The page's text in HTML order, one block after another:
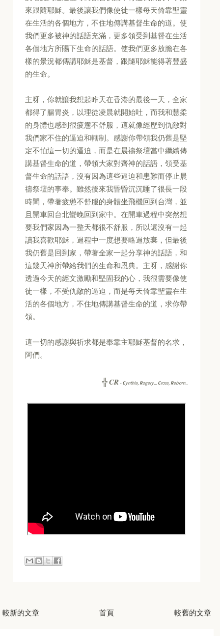
來跟隨耶穌。最後讓我們像使徒一樣每天倚靠聖靈
在生活的各個地方，不住地傳講基督生命的道。使
我們更多被神的話語充滿，更多領受到基督在生活
各個地方所賜下生命的話語。使我們更多放膽在各
樣的景況都傳講耶穌是基督，跟隨耶穌能得著豐盛
的生命。
主呀，你就讓我想起昨天在香港的最後一天，全家
都得了腸胃炎，以理從凌晨就開始吐，而我和慧柔
的身體也感到很疲憊不舒服，這就像經歷到仇敵對
我們家不住的逼迫和轄制。感謝你帶領我仍舊是堅
定不怕這一切的逼迫，而是在晨禱祭壇當中繼續傳
講基督生命的道，帶領大家對齊神的話語，領受基
督生命的話語，沒有因為這些逼迫和患難而停止晨
禱祭壇的事奉。雖然後來我昏昏沉沉睡了很長一段
時間，帶著疲憊不舒服的身體坐飛機回到台灣，並
且開車回台北蠻晚回到家中。在開車過程中突然想
要我們家因為一整天都很不舒服，所以還沒有一起
讀我喜歡耶穌，過程中一度想要略過放棄，但最後
我仍舊是回到家，帶著全家一起分享神的話語，和
這幾天神所帶給我們的生命和恩典。主呀，感謝你
透過今天的經文激勵和堅固我的心，我很需要像使
徒一樣，不受仇敵的逼迫，而是每天倚靠聖靈在生
活的各個地方，不住地傳講基督生命的道，求你帶
領。
這一切的感謝與祈求都是奉靠主耶穌基督的名求，
阿們。
╬CR -Cynthia, Rogery... Cross, Reborn...
較新的文章 較舊的文章
首頁